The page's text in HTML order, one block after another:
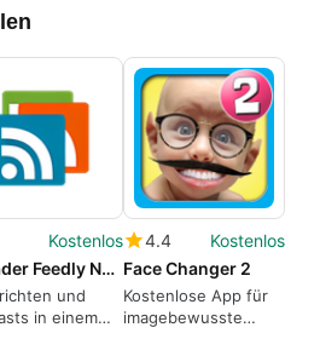
Kostenlos
gReader Feedly News RSS
und
in einem
4.4
Kostenlos
Face Changer 2
Kostenlose App für
imagebewusste